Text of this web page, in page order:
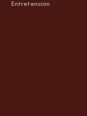
Entretención